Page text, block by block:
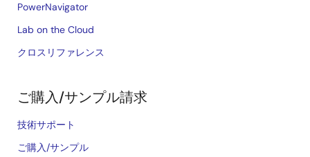
PowerNavigator
Lab on the Cloud
クロスリファレンス
ご購入/サンプル請求
技術サポート
ご購入/サンプル